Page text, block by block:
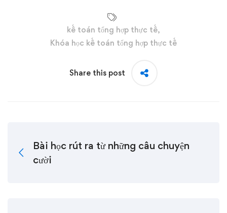
kế toán tổng hợp thực tế,
Khóa học kế toán tổng hợp thực tế
Share this post
Bài học rút ra từ những câu chuyện
cười